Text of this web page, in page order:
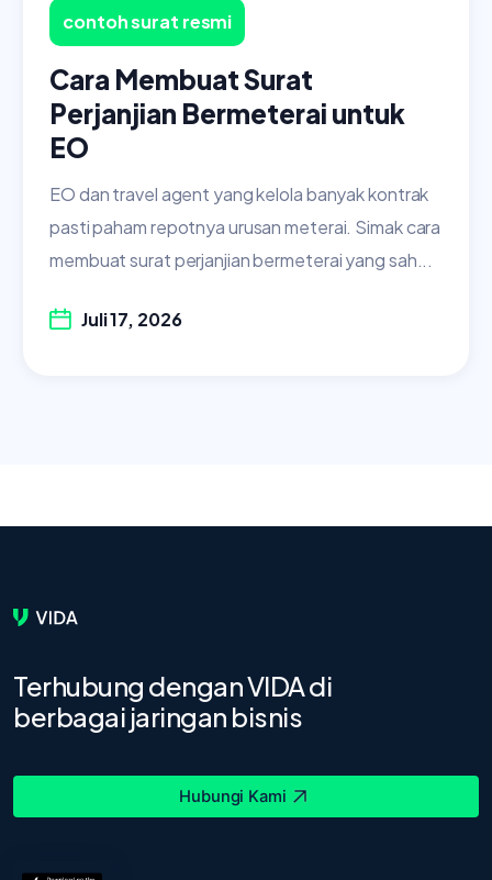
contoh surat resmi
Cara Membuat Surat
Perjanjian Bermeterai untuk
EO
EO dan travel agent yang kelola banyak kontrak
pasti paham repotnya urusan meterai. Simak cara
membuat surat perjanjian bermeterai yang sah...
Juli 17, 2026
Terhubung dengan VIDA di
berbagai jaringan bisnis
Hubungi Kami